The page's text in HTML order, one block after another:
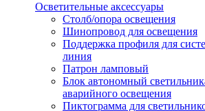
Осветительные аксессуары
Столб/опора освещения
Шинопровод для освещения
Поддержка профиля для
линия
Патрон ламповый
Блок автономный
аварийного освещения
Пиктограмма для